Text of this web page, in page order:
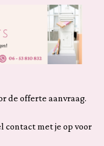
de offerte aanvraag.
contact met je op voor